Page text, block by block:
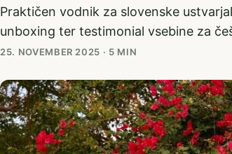
Praktičen vodnik za slovenske
unboxing ter testimonial vsebine za
25. NOVEMBER 2025 · 5 MIN